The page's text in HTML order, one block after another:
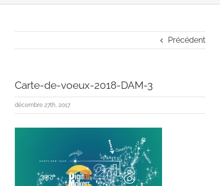
Précédent
Carte-de-voeux-2018-DAM-3
décembre 27th, 2017